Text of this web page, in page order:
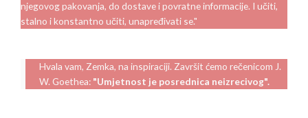
njegovog pakovanja, do dostave i povratne informacije. I učiti,
stalno i konstantno učiti, unapređivati se."
Hvala vam, Zemka, na inspiraciji. Završit ćemo rečenicom J.
W. Goethea: "Umjetnost je posrednica neizrecivog".